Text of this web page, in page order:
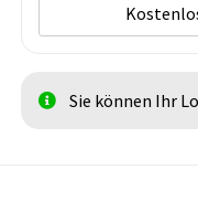
Sie können Ihr